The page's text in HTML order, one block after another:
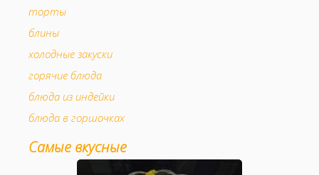
торты
блины
холодные закуски
горячие блюда
блюда из индейки
блюда в горшочках
мясо в горшочках
аперитив
Самые вкусные